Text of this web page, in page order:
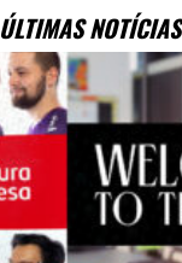
ÚLTIMAS NOTÍCIAS